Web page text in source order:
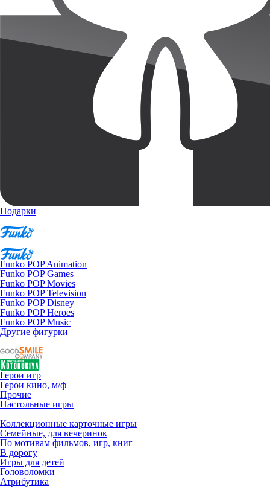
Подарки
Funko POP Animation
Funko POP Games
Funko POP Movies
Funko POP Television
Funko POP Disney
Funko POP Heroes
Funko POP Music
Другие фигурки
Герои игр
Герои кино, м/ф
Прочие
Настольные игры
Коллекционные карточные игры
Семейные, для вечеринок
По мотивам фильмов, игр, книг
В дорогу
Игры для детей
Головоломки
Атрибутика